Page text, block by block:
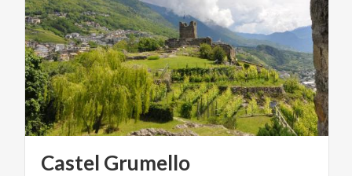
Castel Grumello